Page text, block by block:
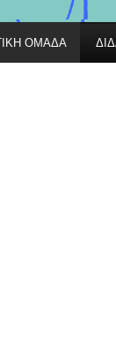
ΟΜΑΔΑ